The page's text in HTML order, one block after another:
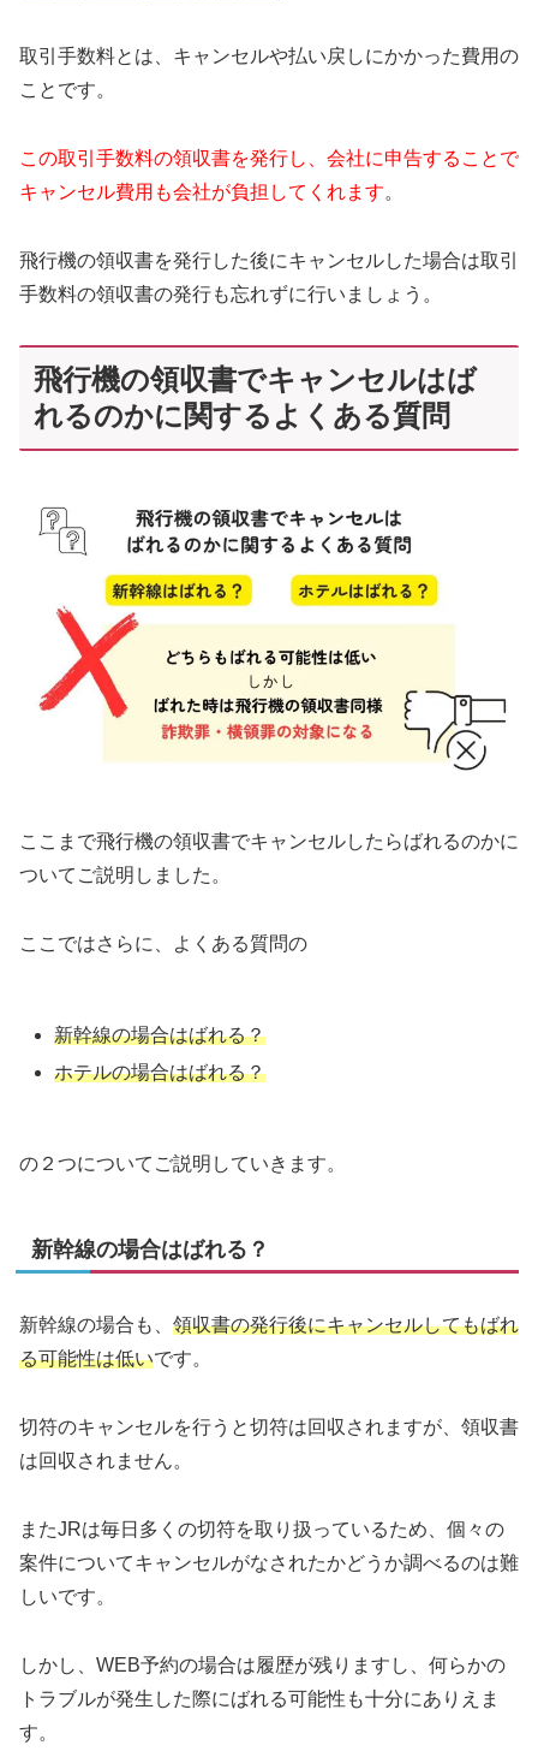
取引手数料とは、キャンセルや払い戻しにかかった費用の
ことです。
この取引手数料の領収書を発行し、会社に申告することで
キャンセル費用も会社が負担してくれます。
飛行機の領収書を発行した後にキャンセルした場合は取引
手数料の領収書の発行も忘れずに行いましょう。
飛行機の領収書でキャンセルはば
れるのかに関するよくある質問
ここまで飛行機の領収書でキャンセルしたらばれるのかに
ついてご説明しました。
ここではさらに、よくある質問の
新幹線の場合はばれる？
ホテルの場合はばれる？
の２つについてご説明していきます。
新幹線の場合はばれる？
新幹線の場合も、 領収書の発行後にキャンセルしてもばれ
る可能性は低いです。
切符のキャンセルを行うと切符は回収されますが、領収書
は回収されません。
またJRは毎日多くの切符を取り扱っているため、個々の
案件についてキャンセルがなされたかどうか調べるのは難
しいです。
しかし、WEB予約の場合は履歴が残りますし、何らかの
トラブルが発生した際にばれる可能性も十分にありえま
す。